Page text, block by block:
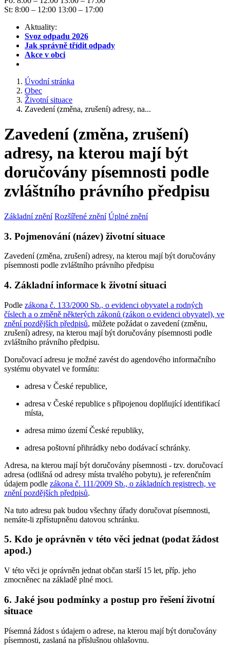
St: 8:00 – 12:00 13:00 – 17:00
Aktuality:
Svoz odpadu 2026
Jak správně třídit odpady
Akce v obci
Úvodní stránka
Obec
Životní situace
Zavedení (změna, zrušení) adresy, na...
Zavedení (změna, zrušení)
adresy, na kterou mají být
doručovány písemnosti podle
zvláštního právního předpisu
Základní znění Rozšířené znění Úplné znění
3. Pojmenování (název) životní situace
Zavedení (změna, zrušení) adresy, na kterou mají být doručovány
písemnosti podle zvláštního právního předpisu
4. Základní informace k životní situaci
Podle zákona č. 133/2000 Sb., o evidenci obyvatel a rodných
číslech a o změně některých zákonů (zákon o evidenci obyvatel), ve
znění pozdějších předpisů, můžete požádat o zavedení (změnu,
zrušení) adresy, na kterou mají být doručovány písemnosti podle
zvláštního právního předpisu.
Doručovací adresu je možné zavést do agendového informačního
systému obyvatel ve formátu:
adresa v České republice,
adresa v České republice s připojenou doplňující identifikací
místa,
adresa mimo území České republiky,
adresa poštovní přihrádky nebo dodávací schránky.
Adresa, na kterou mají být doručovány písemnosti - tzv. doručovací
adresa (odlišná od adresy místa trvalého pobytu), je referenčním
údajem podle zákona č. 111/2009 Sb., o základních registrech, ve
znění pozdějších předpisů.
Na tuto adresu pak budou všechny úřady doručovat písemnosti,
nemáte-li zpřístupněnu datovou schránku.
5. Kdo je oprávněn v této věci jednat (podat žádost
apod.)
V této věci je oprávněn jednat občan starší 15 let, příp. jeho
zmocněnec na základě plné moci.
6. Jaké jsou podmínky a postup pro řešení životní
situace
Písemná žádost s údajem o adrese, na kterou mají být doručovány
písemnosti, zaslaná na příslušnou ohlašovnu.